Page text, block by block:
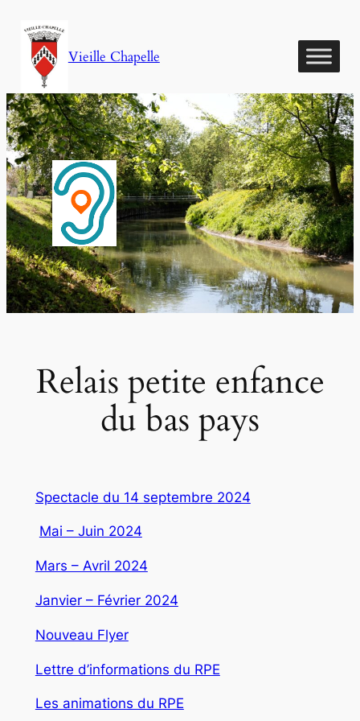
contenu
Vieille Chapelle
Relais petite enfance
du bas pays
Spectacle du 14 septembre 2024
Mai – Juin 2024
Mars – Avril 2024
Janvier – Février 2024
Nouveau Flyer
Lettre d’informations du RPE
Les animations du RPE